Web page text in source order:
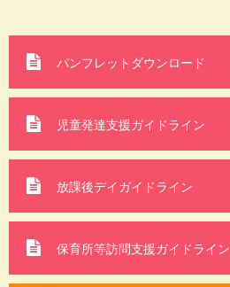
パンフレットダウンロード
児童発達支援ガイドライン
放課後デイガイドライン
保育所等訪問支援ガイドライン